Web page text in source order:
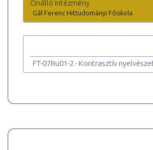
Önálló intézmény
Gál Ferenc Hittudományi Főiskola
FT-07Ru01-2 - Kontrasztív